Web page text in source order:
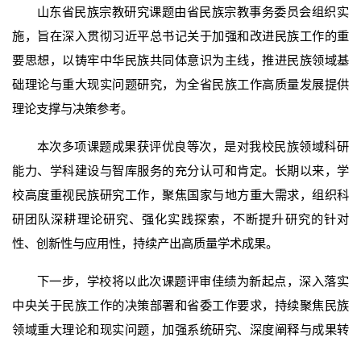
山东省民族宗教研究课题由省民族宗教事务委员会组织实
施，旨在深入贯彻习近平总书记关于加强和改进民族工作的重
要思想，以铸牢中华民族共同体意识为主线，推进民族领域基
础理论与重大现实问题研究，为全省民族工作高质量发展提供
理论支撑与决策参考。
本次多项课题成果获评优良等次，是对我校民族领域科研
能力、学科建设与智库服务的充分认可和肯定。长期以来，学
校高度重视民族研究工作，聚焦国家与地方重大需求，组织科
研团队深耕理论研究、强化实践探索，不断提升研究的针对
性、创新性与应用性，持续产出高质量学术成果。
下一步，学校将以此次课题评审佳绩为新起点，深入落实
中央关于民族工作的决策部署和省委工作要求，持续聚焦民族
领域重大理论和现实问题，加强系统研究、深度阐释与成果转